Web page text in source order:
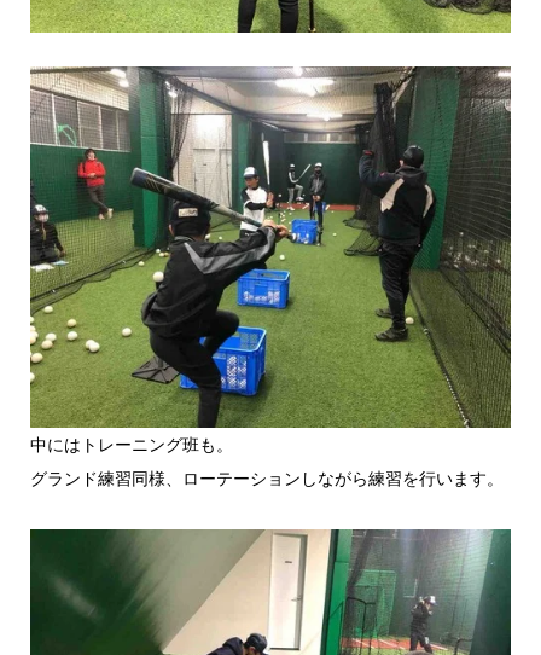
中にはトレーニング班も。
グランド練習同様、ローテーションしながら練習を行います。